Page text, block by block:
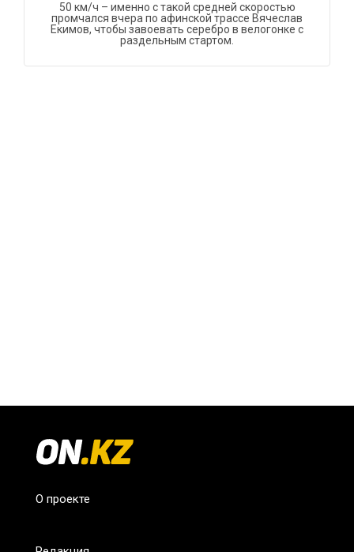
50 км/ч – именно с такой средней скоростью
промчался вчера по афинской трассе Вячеслав
Екимов, чтобы завоевать серебро в велогонке с
раздельным стартом.
О проекте